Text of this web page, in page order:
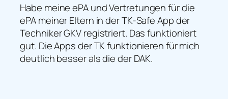
Habe meine ePA und Vertretungen für die
ePA meiner Eltern in der TK-Safe App der
Techniker GKV registriert. Das funktioniert
gut. Die Apps der TK funktionieren für mich
deutlich besser als die der DAK.